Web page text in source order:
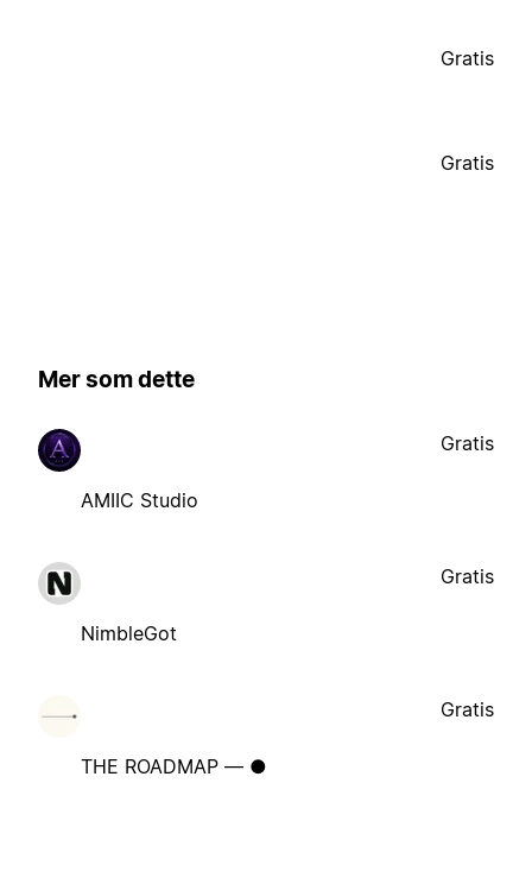
Gratis
Gratis
Mer som dette
AMIIC Studio
Gratis
NimbleGot
Gratis
THE ROADMAP — ●
Gratis